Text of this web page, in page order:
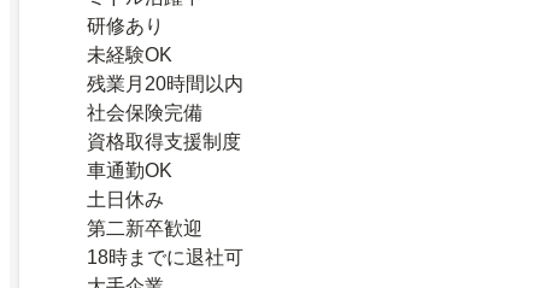
研修あり
未経験OK
残業月20時間以内
社会保険完備
資格取得支援制度
車通勤OK
土日休み
第二新卒歓迎
18時までに退社可